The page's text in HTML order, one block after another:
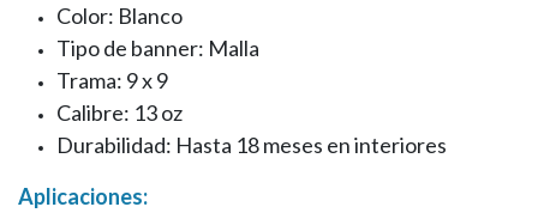
Color: Blanco
Tipo de banner: Malla
Trama: 9 x 9
Calibre: 13 oz
Durabilidad: Hasta 18 meses en interiores
Aplicaciones: